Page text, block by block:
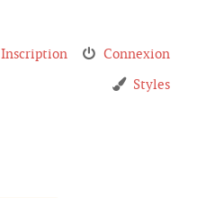
Connexion
Inscription
Styles